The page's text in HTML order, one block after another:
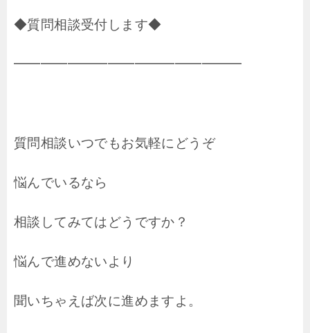
◆質問相談受付します◆
━━━━━━━━━━━━━━━━━
質問相談いつでもお気軽にどうぞ
悩んでいるなら
相談してみてはどうですか？
悩んで進めないより
聞いちゃえば次に進めますよ。